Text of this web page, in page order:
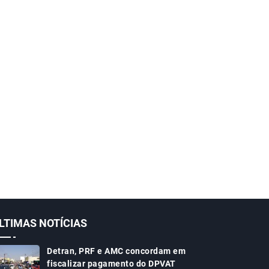
NOTÍCIAS
Detran, PRF e AMC concordam em
fiscalizar pagamento do DPVAT